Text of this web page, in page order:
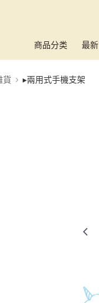
商品分类 最
貨 ▸兩用式手機支架